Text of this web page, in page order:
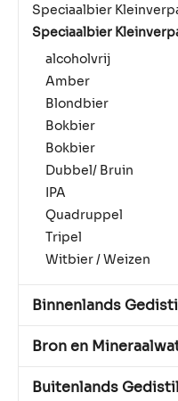
Speciaalbier
Speciaalbier
alcoholvrij
Amber
Blondbier
Bokbier
Bokbier
Dubbel/ Bruin
IPA
Quadruppel
Tripel
Witbier / Weizen
Binnenlands
Bron en
Buitenlands